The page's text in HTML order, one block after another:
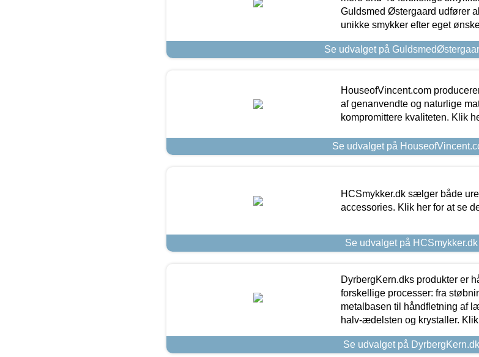
Guldsmed Østergaard udfører
unikke smykker efter eget
Se udvalget på
HouseofVincent.com
af genanvendte og naturlige
kompromittere kvaliteten. Klik
Se udvalget på
HCSmykker.dk sælger både
accessories. Klik her for at se
Se udvalget på HCSmykker.dk
DyrbergKern.dks produkter er
forskellige processer: fra
metalbasen til håndfletning af
halv-ædelsten og krystaller.
Se udvalget på DyrbergKern.dk